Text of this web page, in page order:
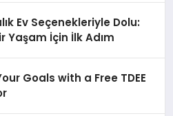
Ev Seçenekleriyle Dolu:
Yaşam İçin İlk Adım
Goals with a Free TDEE